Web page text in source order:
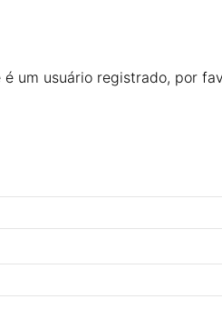
um usuário registrado, por